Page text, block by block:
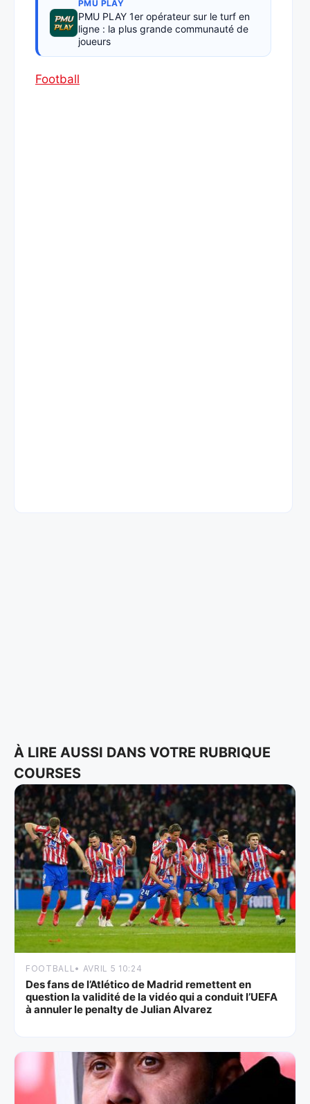
PMU PLAY
PMU PLAY 1er opérateur sur le turf en
ligne : la plus grande communauté de
joueurs
Football
À LIRE AUSSI DANS VOTRE RUBRIQUE
COURSES
FOOTBALL• AVRIL 5 10:24
Des fans de l’Atlético de Madrid remettent en
question la validité de la vidéo qui a conduit l’UEFA
à annuler le penalty de Julian Alvarez